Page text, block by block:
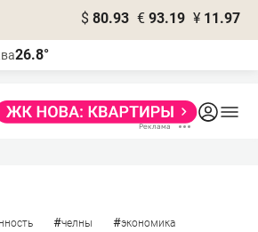
$ 80.93 € 93.19 ¥ 11.97
26.8°
#челны #экономика